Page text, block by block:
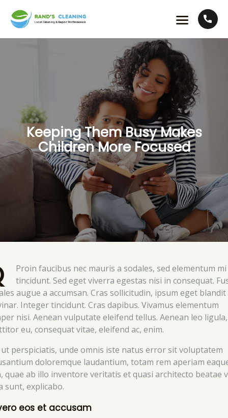
Keeping Them Busy Makes
Children More Focused
Proin faucibus nec mauris a sodales, sed elementum mi
tincidunt. Sed eget viverra egestas nisi in consequat.
augue a accumsan. Cras sollicitudin, ipsum eget blandit
Integer tincidunt. Cras dapibus. Vivamus elementum
nisi. Aenean vulputate eleifend tellus. Aenean leo ligula,
eu, consequat vitae, eleifend ac, enim.
ut perspiciatis, unde omnis iste natus error sit voluptatem
doloremque laudantium, totam rem aperiam
quae ab illo inventore veritatis et quasi architecto beatae
sunt, explicabo.
eos et accusam